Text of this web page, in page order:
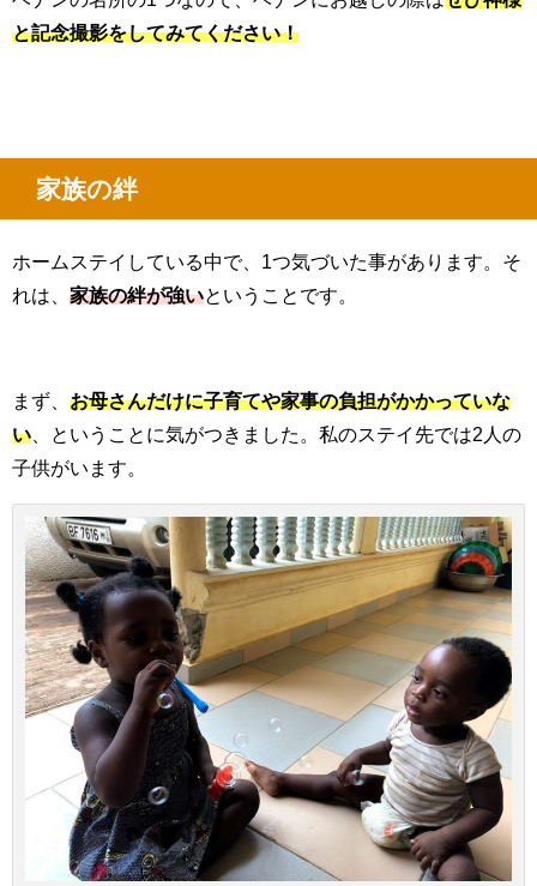
と記念撮影をしてみてください！
家族の絆
ホームステイしている中で、 1 つ気づいた事があります。そ
れは、 家族の絆が強いということです。
まず、 お母さんだけに子育てや家事の負担がかかっていな
い 、ということに気がつきました。私のステイ先では2 人の
子供がいます。